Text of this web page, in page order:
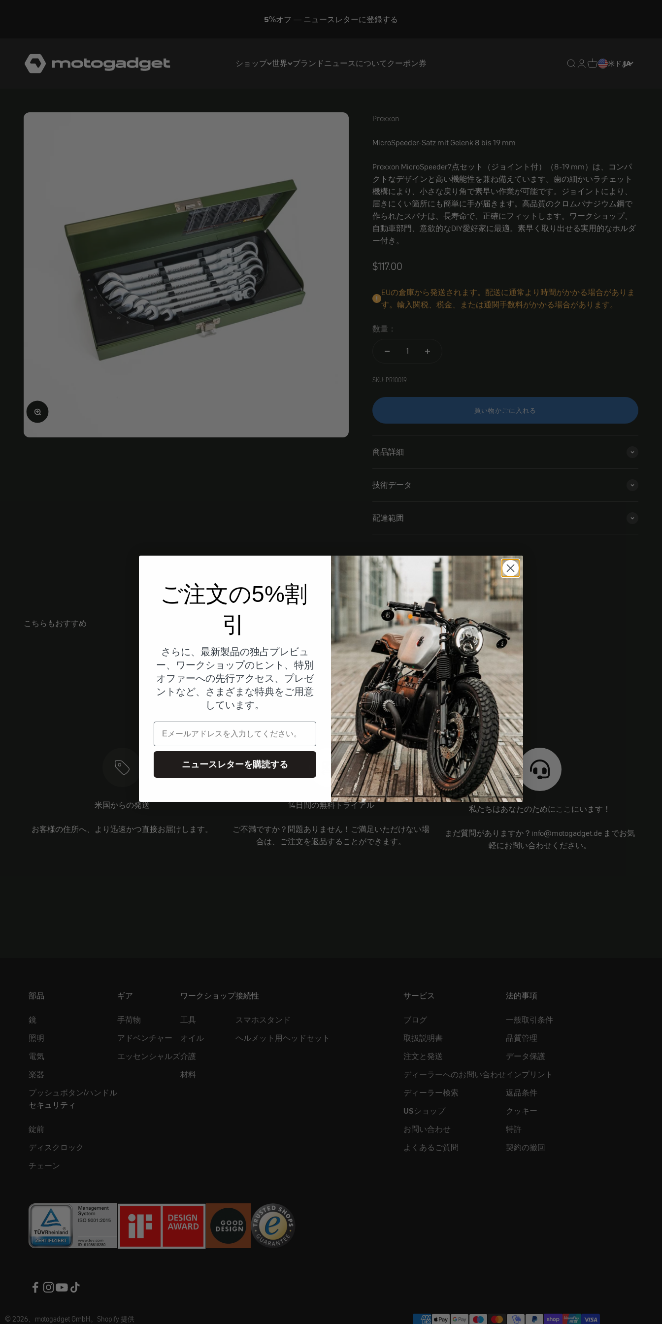
5%オフ — ニュースレターに登録する
ショップ 世界 ブランドニュースについてクーポン券
モトガジェット社
翻訳がありません:
翻訳がありません:
翻訳がありません:
米ドル
JA
画像を拡大する
Proxxon
Proxxon
MicroSpeeder-Satz mit Gelenk 8 bis 19 mm
Proxxon MicroSpeeder7点セット（ジョイント付）（8-19 mm）は、コンパ
クトなデザインと高い機能性を兼ね備えています。歯の細かいラチェット
機構により、小さな戻り角で素早い作業が可能です。ジョイントにより、
届きにくい箇所にも簡単に手が届きます。高品質のクロムバナジウム鋼で
作られたスパナは、長寿命で、正確にフィットします。ワークショップ、
自動車部門、意欲的なDIY愛好家に最適。素早く取り出せる実用的なホルダ
ー付き。
Angebot
$117.00
EUの倉庫から発送されます。配送に通常より時間がかかる場合がありま
す。輸入関税、税金、または通関手数料がかかる場合があります。
数量：
SKU: PR10019
買い物かごに入れる
商品詳細
技術データ
配達範囲
こちらもおすすめ
米国からの発送
お客様の住所へ、より迅速かつ直接お届けします。
14日間の無料トライアル
ご不満ですか？問題ありません！ご満足いただけない場
合は、ご注文を返品することができます。
私たちはあなたのためにここにいます！
まだ質問がありますか？info@motogadget.de までお気
軽にお問い合わせください。
部品
鏡
照明
電気
楽器
プッシュボタン/ハンドル
ギア
手荷物
アドベンチャー
エッセンシャルズ
ワークショップ
工具
オイル
介護
材料
接続性
スマホスタンド
ヘルメット用ヘッドセット
セキュリティ
錠前
ディスクロック
チェーン
サービス
ブログ
取扱説明書
注文と発送
ディーラーへのお問い合わせ
ディーラー検索
USショップ
お問い合わせ
よくあるご質問
法的事項
一般取引条件
品質管理
データ保護
インプリント
返品条件
クッキー
特許
契約の撤回
© 2026、motogadget GmbH。Shopify 提供
ご注文の5%割
引
さらに、最新製品の独占プレビュ
ー、ワークショップのヒント、特別
オファーへの先行アクセス、プレゼ
ントなど、さまざまな特典をご用意
しています。
電子メール
ニュースレターを購読する